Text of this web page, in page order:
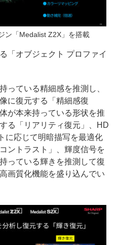
ン「Medalist Z2X」を搭載
「オブジェクト プロファイ
っている精細感を推測し、
に復元する「精細感復
が本来持っている形状を推
る「リアリティ復元」、HD
に応じて明暗描写を最適化
ントラスト」、輝度信号を
っている輝きを推測して復
画質化機能を盛り込んでい